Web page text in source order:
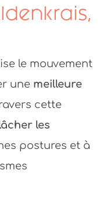
le mouvement
une meilleure
cette
les
postures et à